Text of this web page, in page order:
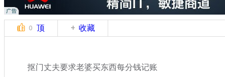
0 顶 收藏
抠门丈夫要求老婆买东西每分钱记账